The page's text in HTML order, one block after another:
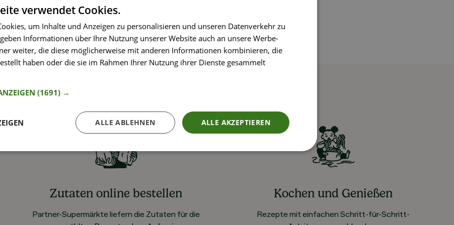
Zutaten online bestellen
Partner-Supermärkte liefern die Zutaten für die
Kochen und Genießen
Rezepte mit einfachen Schritt-für-Schritt-
verwendet Cookies.
um Inhalte und Anzeigen zu personalisieren und unseren Datenverkehr zu
Informationen über Ihre Nutzung unserer Website auch an unsere Werbe-
weiter, die diese möglicherweise mit anderen Informationen kombinieren, die
haben oder die sie im Rahmen Ihrer Nutzung ihrer Dienste gesammelt
(1691) →
ALLE AKZEPTIEREN
ALLE ABLEHNEN